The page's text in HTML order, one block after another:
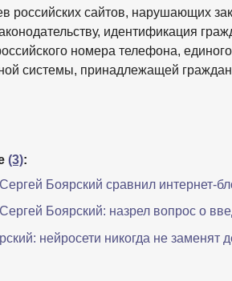
российских сайтов, нарушающих
идентификация
номера телефона,
системы, принадлежащей
(3):
Боярский сравнил интернет-
Боярский: назрел вопрос о
нейросети никогда не заменят